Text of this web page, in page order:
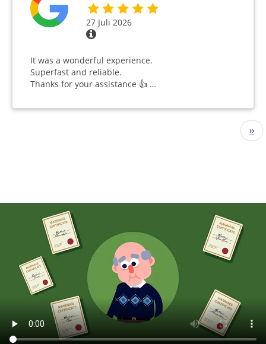
27 Juli 2026
It was a wonderful experience.
Superfast and reliable.
Thanks for your assistance 👍 …
››